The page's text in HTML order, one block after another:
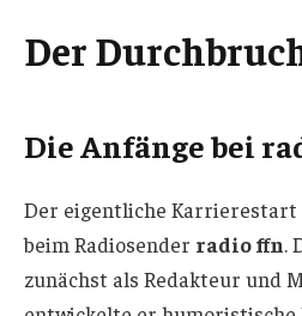
Der
Die Anfänge bei
Der eigentliche Karrierestart
beim Radiosender radio ffn.
zunächst als Redakteur und